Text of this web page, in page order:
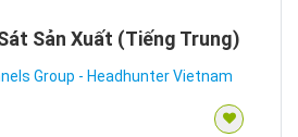
Sản Xuất (Tiếng Trung)
Group - Headhunter Vietnam